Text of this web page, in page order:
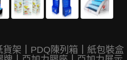
貨架 PDQ陳列箱
紙包裝盒